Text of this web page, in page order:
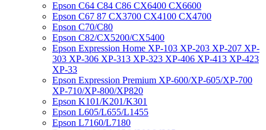
Epson C64 C84 C86 CX6400 CX6600
Epson C67 87 CX3700 CX4100 CX4700
Epson C70/C80
Epson C82/CX5200/CX5400
Epson Expression Home XP-103 XP-203 XP-207 XP-
303 XP-306 XP-313 XP-323 XP-406 XP-413 XP-423
XP-33
Epson Expression Premium XP-600/XP-605/XP-700
XP-710/XP-800/XP820
Epson K101/K201/K301
Epson L605/L655/L1455
Epson L7160/L7180